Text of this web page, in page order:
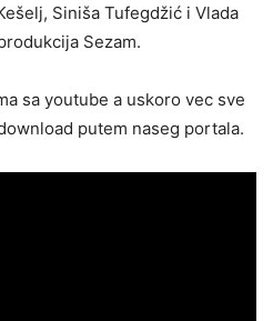
Siniša Tufegdžić i Vlada
Sezam.
sa youtube a uskoro vec sve
putem naseg portala.